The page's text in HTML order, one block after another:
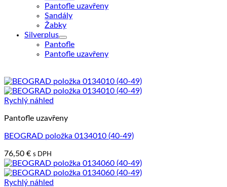
Pantofle uzavřeny
Sandály
Žabky
Silverplus
Pantofle
Pantofle uzavřeny
Rychlý náhled
Pantofle uzavřeny
BEOGRAD položka 0134010 (40-49)
76,50 € s DPH
Rychlý náhled